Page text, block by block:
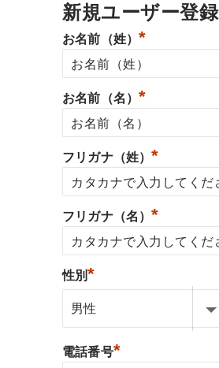
新規ユーザー登録
お名前（姓）*
お名前（名）*
フリガナ（姓）*
フリガナ（名）*
性別*
電話番号*